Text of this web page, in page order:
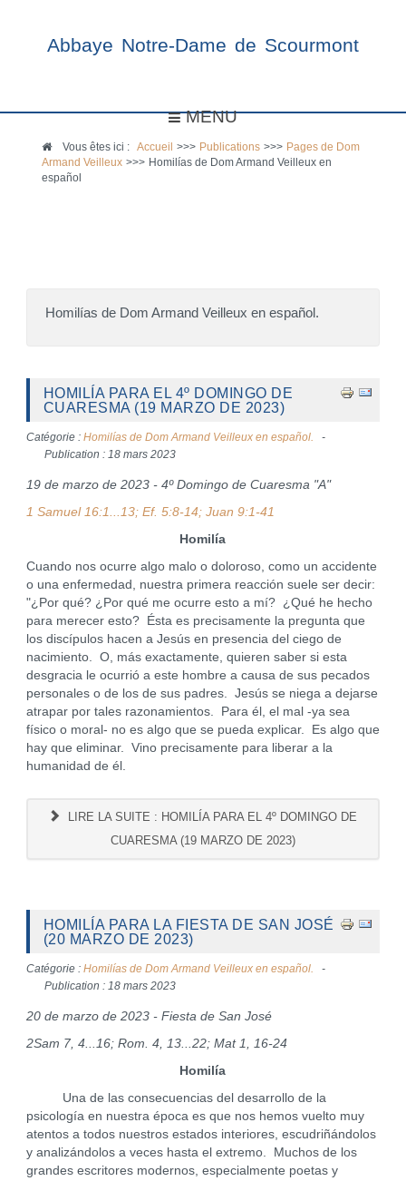
Abbaye Notre-Dame de Scourmont
MENU
Vous êtes ici :Accueil >>> Publications >>> Pages de Dom
Armand Veilleux >>> Homilías de Dom Armand Veilleux en
español
Homilías de Dom Armand Veilleux en español.
HOMILÍA PARA EL 4º DOMINGO DE
CUARESMA (19 MARZO DE 2023)
Catégorie : Homilías de Dom Armand Veilleux en español.
Publication : 18 mars 2023
19 de marzo de 2023 - 4º Domingo de Cuaresma "A"
1 Samuel 16:1...13; Ef. 5:8-14; Juan 9:1-41
Homilía
Cuando nos ocurre algo malo o doloroso, como un accidente
o una enfermedad, nuestra primera reacción suele ser decir:
"¿Por qué? ¿Por qué me ocurre esto a mí? ¿Qué he hecho
para merecer esto? Ésta es precisamente la pregunta que
los discípulos hacen a Jesús en presencia del ciego de
nacimiento. O, más exactamente, quieren saber si esta
desgracia le ocurrió a este hombre a causa de sus pecados
personales o de los de sus padres. Jesús se niega a dejarse
atrapar por tales razonamientos. Para él, el mal -ya sea
físico o moral- no es algo que se pueda explicar. Es algo que
hay que eliminar. Vino precisamente para liberar a la
humanidad de él.
LIRE LA SUITE : HOMILÍA PARA EL 4º DOMINGO DE
CUARESMA (19 MARZO DE 2023)
HOMILÍA PARA LA FIESTA DE SAN JOSÉ
(20 MARZO DE 2023)
Catégorie : Homilías de Dom Armand Veilleux en español.
Publication : 18 mars 2023
20 de marzo de 2023 - Fiesta de San José
2Sam 7, 4...16; Rom. 4, 13...22; Mat 1, 16-24
Homilía
Una de las consecuencias del desarrollo de la
psicología en nuestra época es que nos hemos vuelto muy
atentos a todos nuestros estados interiores, escudriñándolos
y analizándolos a veces hasta el extremo. Muchos de los
grandes escritores modernos, especialmente poetas y